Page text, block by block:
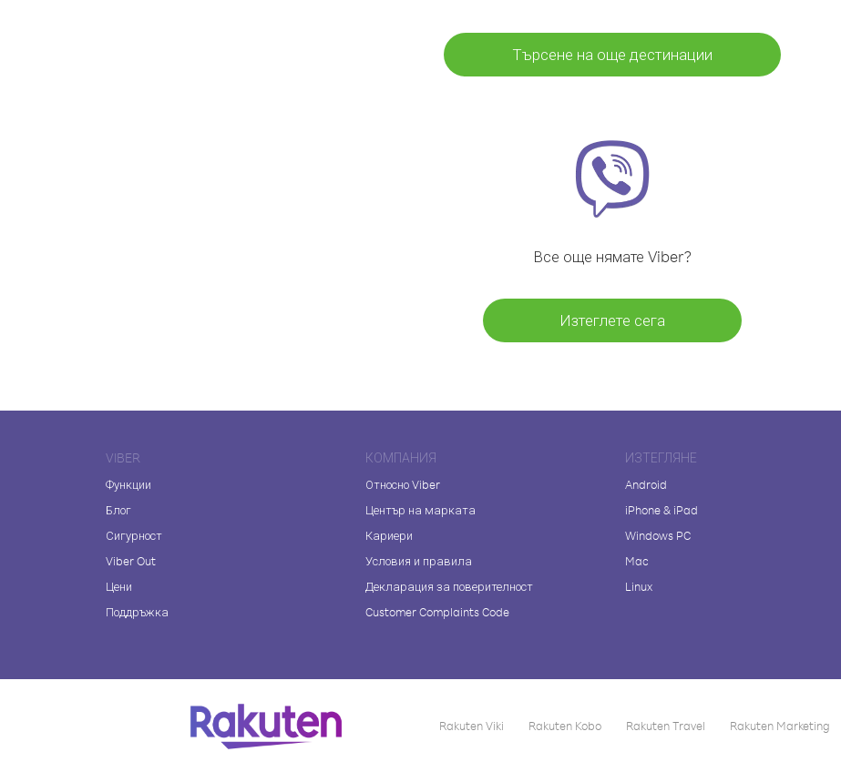
Търсене на още дестинации
Все още нямате Viber?
Изтеглете сега
VIBER
Функции
Блог
Сигурност
Viber Out
Цени
Поддръжка
КОМПАНИЯ
Относно Viber
Център на марката
Кариери
Условия и правила
Декларация за поверителност
Customer Complaints Code
ИЗТЕГЛЯНЕ
Android
iPhone & iPad
Windows PC
Mac
Linux
Rakuten Viki Rakuten Kobo Rakuten Travel Rakuten Marketing